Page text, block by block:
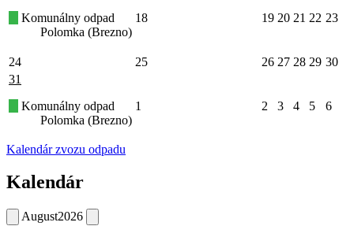
Komunálny odpad
Polomka (Brezno)
18 19 20 21 22 23
24 25 26 27 28 29 30
31
Komunálny odpad
Polomka (Brezno)
1 2 3 4 5 6
Kalendár zvozu odpadu
Kalendár
August2026